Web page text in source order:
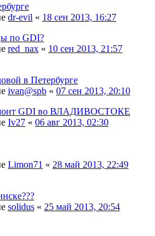
dr-evil « 18 сен 2013, 16:27
по GDI?
red_nax « 10 сен 2013, 21:57
в Петербурге
ivan@spb « 07 сен 2013, 20:10
GDI во ВЛАДИВОСТОКЕ
Iv27 « 06 авг 2013, 02:30
Limon71 « 28 май 2013, 22:49
solidus « 25 май 2013, 20:54